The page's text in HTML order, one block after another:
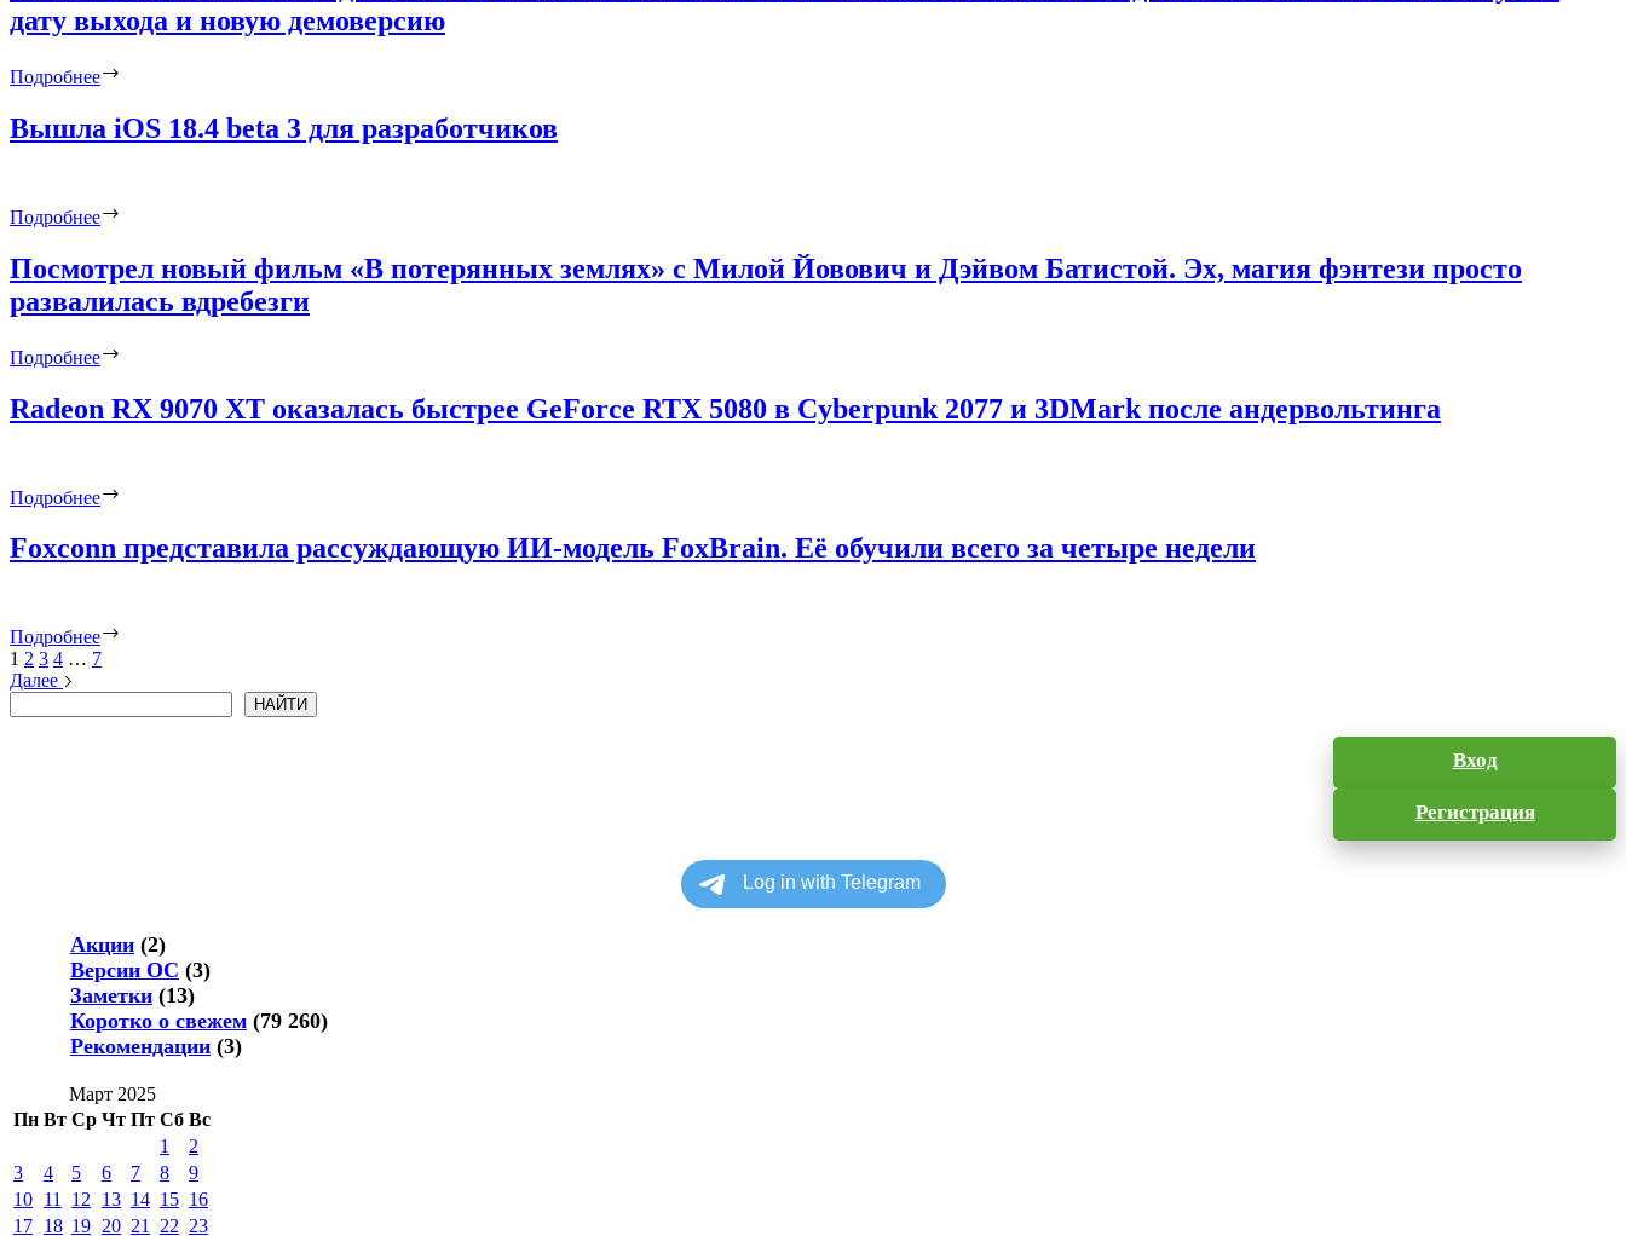
дату выхода и новую демоверсию
Подробнее
Вышла iOS 18.4 beta 3 для разработчиков
Подробнее
Посмотрел новый фильм «В потерянных землях» с Милой Йовович и Дэйвом Батистой. Эх, магия фэнтези просто
развалилась вдребезги
Подробнее
Radeon RX 9070 XT оказалась быстрее GeForce RTX 5080 в Cyberpunk 2077 и 3DMark после андервольтинга
Подробнее
Foxconn представила рассуждающую ИИ-модель FoxBrain. Её обучили всего за четыре недели
Подробнее
1 2 3 4 … 7
Далее
НАЙТИ
Вход
Регистрация
Акции (2)
Версии ОС (3)
Заметки (13)
Коротко о свежем (79 260)
Рекомендации (3)
Март 2025
Пн Вт Ср Чт Пт Сб Вс
1
2
3
4 5 6 7 8
9
10 11 12 13 14 15 16
17 18 19 20 21 22 23